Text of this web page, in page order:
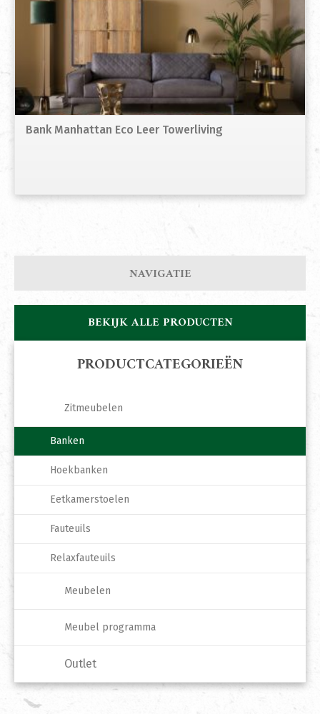
Bank Manhattan Eco Leer Towerliving
NAVIGATIE
BEKIJK ALLE PRODUCTEN
PRODUCTCATEGORIEËN
Zitmeubelen
Banken
Hoekbanken
Eetkamerstoelen
Fauteuils
Relaxfauteuils
Meubelen
Meubel programma
Outlet